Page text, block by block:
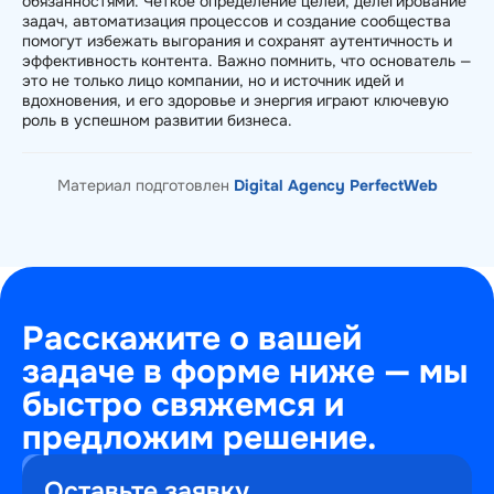
задач, автоматизация процессов и создание сообщества
помогут избежать выгорания и сохранят аутентичность и
эффективность контента. Важно помнить, что основатель —
это не только лицо компании, но и источник идей и
вдохновения, и его здоровье и энергия играют ключевую
роль в успешном развитии бизнеса.
Материал подготовлен Digital Agency PerfectWeb
Расскажите о вашей
задаче в форме ниже — мы
быстро свяжемся и
предложим решение.